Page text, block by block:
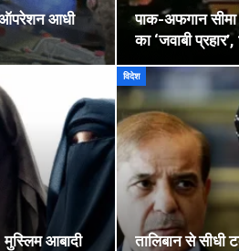
आधी
पाक-अफगान सीमा
का ‘जवाबी
आबादी
विदेश
तालिबान से सीधी